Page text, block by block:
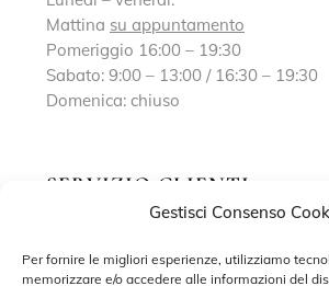
Gestisci Consenso
Per fornire le migliori esperienze, utilizziamo
memorizzare e/o accedere alle informazioni del
Mattina su appuntamento
Pomeriggio 16:00 – 19:30
Sabato: 9:00 – 13:00 / 16:30 – 19:30
Domenica: chiuso
SERVIZIO CLIENTI